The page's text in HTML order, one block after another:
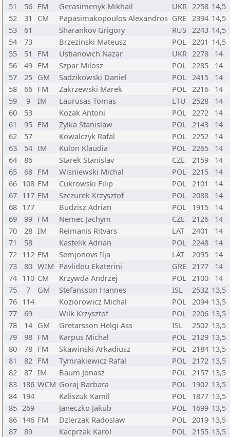
51
56 FM Gerasimenyk Mikhail UKR 2258 14,5
52
31 CM Papasimakopoulos Alexandros GRE 2394 14,5
53
61 Sharankov Grigory RUS 2243 14,5
54
73 Brzezinski Mateusz POL 2201 14,5
55
51 FM Ustianovich Nazar UKR 2278
14
56
49 FM Szpar Milosz POL 2285
14
57
25 GM Sadzikowski Daniel POL 2415
14
58
66 FM Zakrzewski Marek POL 2216
14
59
9 IM Laurusas Tomas LTU 2528
14
60
53 Kozak Antoni POL 2272
14
61
95 FM Zylka Stanislaw POL 2143
14
62
57 Kowalczyk Rafal POL 2252
14
63
54 IM Kulon Klaudia POL 2265
14
64
86 Starek Stanislav CZE 2159
14
65
68 FM Wisniewski Michal POL 2215
14
66 108 FM Cukrowski Filip POL 2101
14
67 117 FM Szczurek Krzysztof POL 2088
14
68 177 Budzisz Adrian POL 1915
14
69
99 FM Nemec Jachym CZE 2126
14
70
28 IM Reimanis Ritvars LAT 2401
14
71
58 Kastelik Adrian POL 2248
14
72 112 FM Semjonovs Ilja LAT 2095
14
73
80 WIM Pavlidou Ekaterini GRE 2177
14
74 110 CM Krzywda Andrzej POL 2100
14
75
7 GM Stefansson Hannes ISL 2532 13,5
76 114 Koziorowicz Michal POL 2094 13,5
77
69 Wilk Krzysztof POL 2206 13,5
78
14 GM Gretarsson Helgi Ass ISL 2502 13,5
79
98 FM Karpus Michal POL 2129 13,5
80
78 FM Skawinski Arkadiusz POL 2184 13,5
81
82 FM Tymrakiewicz Rafal POL 2172 13,5
82
87 IM Baum Jonasz POL 2157 13,5
83 186 WCM Goraj Barbara POL 1902 13,5
84 194 Kaliszuk Kamil POL 1877 13,5
85 269 Janeczko Jakub POL 1699 13,5
86 146 FM Dzierzak Radoslaw POL 2019 13,5
87
89 Kacprzak Karol POL 2155 13,5